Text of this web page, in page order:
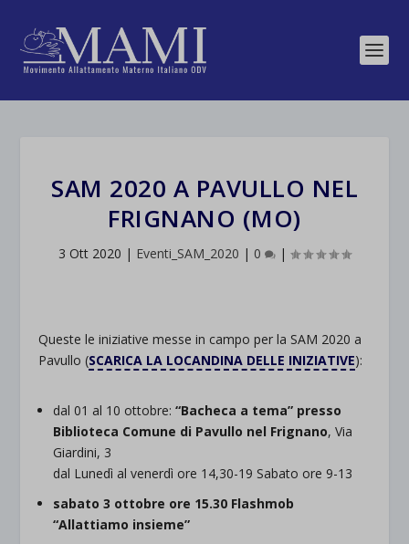
SAM 2020 A PAVULLO NEL
FRIGNANO (MO)
3 Ott 2020 | Eventi_SAM_2020 | 0 |
Queste le iniziative messe in campo per la SAM 2020 a
Pavullo (SCARICA LA LOCANDINA DELLE INIZIATIVE):
dal 01 al 10 ottobre: “Bacheca a tema” presso
Biblioteca Comune di Pavullo nel Frignano, Via
Giardini, 3
dal Lunedì al venerdì ore 14,30-19 Sabato ore 9-13
sabato 3 ottobre ore 15.30 Flashmob
“Allattiamo insieme”